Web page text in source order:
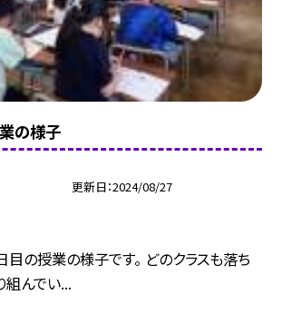
の様子
更新日 2024/08/27
目の授業の様子です。 どのクラスも落ち
組んでい...